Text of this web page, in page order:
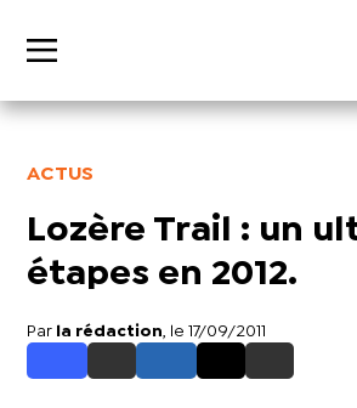
ACTUS
Lozère Trail : un
étapes en 2012.
Par la rédaction , le 17/09/2011